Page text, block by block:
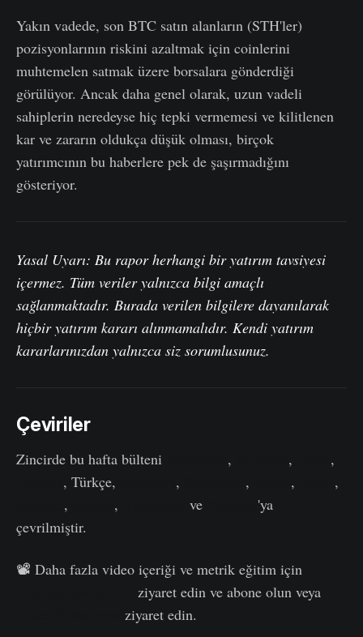
Yakın vadede, son BTC satın alanların (STH'ler)
pozisyonlarının riskini azaltmak için coinlerini
muhtemelen satmak üzere borsalara gönderdiği
görülüyor. Ancak daha genel olarak, uzun vadeli
sahiplerin neredeyse hiç tepki vermemesi ve kilitlenen
kar ve zararın oldukça düşük olması, birçok
yatırımcının bu haberlere pek de şaşırmadığını
gösteriyor.
Yasal Uyarı: Bu rapor herhangi bir yatırım tavsiyesi
içermez. Tüm veriler yalnızca bilgi amaçlı
sağlanmaktadır. Burada verilen bilgilere dayanılarak
hiçbir yatırım kararı alınmamalıdır. Kendi yatırım
kararlarınızdan yalnızca siz sorumlusunuz.
Çeviriler
Zincirde bu hafta bülteni , ,
,
, Türkçe, , , ,
,
, , ve
'ya
çevrilmiştir.
📽️ Daha fazla video içeriği ve metrik eğitim için
ziyaret edin ve abone olun veya
ziyaret edin.